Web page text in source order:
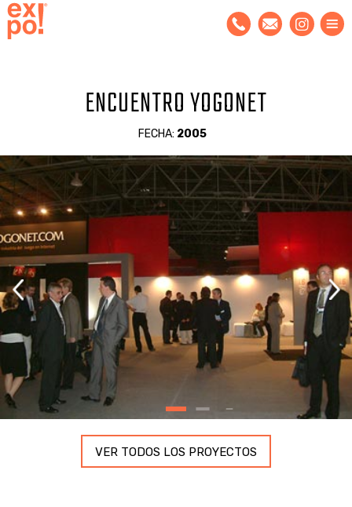
ENCUENTRO YOGONET
FECHA: 2005
VER TODOS LOS PROYECTOS